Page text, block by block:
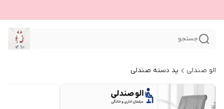
جستجو
الو صندلی پد دسته صندلی